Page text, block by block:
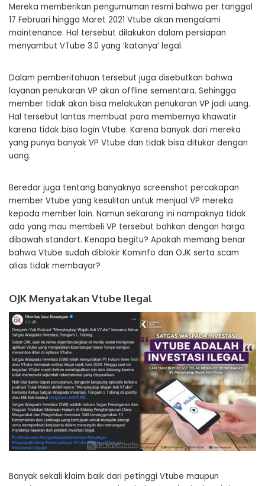
Mereka memberikan pengumuman resmi bahwa per tanggal
17 Februari hingga Maret 2021 Vtube akan mengalami
maintenance. Hal tersebut dilakukan dalam persiapan
menyambut VTube 3.0 yang ‘katanya’ legal.
Dalam pemberitahuan tersebut juga disebutkan bahwa
layanan penukaran VP akan offline sementara. Sehingga
member tidak akan bisa melakukan penukaran VP jadi uang.
Hal tersebut lantas membuat para membernya khawatir
karena tidak bisa login Vtube. Karena banyak dari mereka
yang punya banyak VP Vtube dan tidak bisa ditukar dengan
uang.
Beredar juga tentang banyaknya screenshot percakapan
member Vtube yang kesulitan untuk menjual VP mereka
kepada member lain. Namun sekarang ini nampaknya tidak
ada yang mau membeli VP tersebut bahkan dengan harga
dibawah standart. Kenapa begitu? Apakah memang benar
bahwa Vtube sudah diblokir Kominfo dan OJK serta scam
alias tidak membayar?
OJK Menyatakan Vtube Ilegal
Banyak sekali klaim baik dari petinggi Vtube maupun